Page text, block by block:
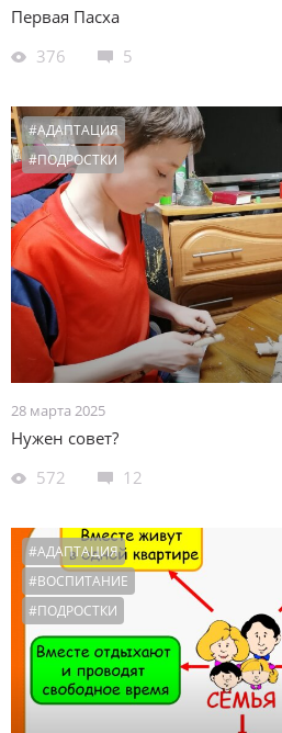
Первая Пасха
376
5
#АДАПТАЦИЯ
#ПОДРОСТКИ
28 марта 2025
Нужен совет?
572
12
#АДАПТАЦИЯ
#ВОСПИТАНИЕ
#ПОДРОСТКИ